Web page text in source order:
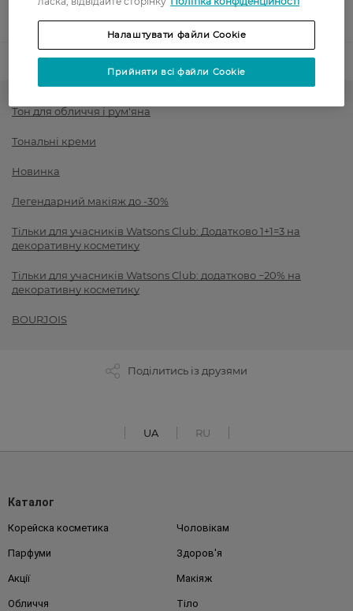
Показати більше
Код товару 1546417
Тон для обличчя і рум'яна
Тональні креми
Новинка
Легендарний макіяж до -30%
Тільки для учасників Watsons Club: Додатково 1+1=3 на
декоративну косметику
Тільки для учасників Watsons Club: додатково −20% на
декоративну косметику
BOURJOIS
Поділитись із друзями
UA RU
Каталог
Корейска косметика Чоловікам
Парфуми Здоров'я
Акції Макіяж
Обличчя Тіло
Налаштувати файли Cookie
Прийняти всі файли Cookie